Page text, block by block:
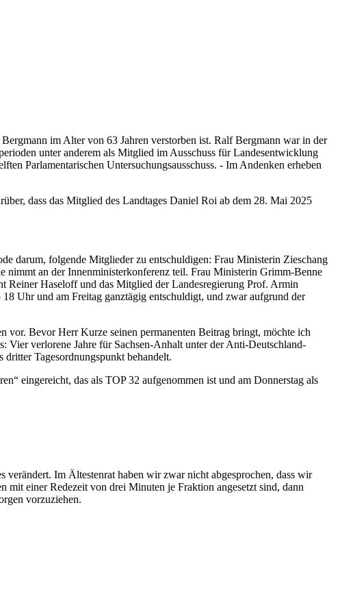
im Alter von 63 Jahren verstorben ist. Ralf Bergmann war in der
unter anderem als Mitglied im Ausschuss für Landesentwicklung
Parlamentarischen Untersuchungsausschuss. - Im Andenken erheben
dass das Mitglied des Landtages Daniel Roi ab dem 28. Mai 2025
darum, folgende Mitglieder zu entschuldigen: Frau Ministerin Zieschang
nimmt an der Innenministerkonferenz teil. Frau Ministerin Grimm-Benne
Reiner Haseloff und das Mitglied der Landesregierung Prof. Armin
Uhr und am Freitag ganztägig entschuldigt, und zwar aufgrund der
vor. Bevor Herr Kurze seinen permanenten Beitrag bringt, möchte ich
verlorene Jahre für Sachsen-Anhalt unter der Anti-Deutschland-
Tagesordnungspunkt behandelt.
eingereicht, das als TOP 32 aufgenommen ist und am Donnerstag als
verändert. Im Ältestenrat haben wir zwar nicht abgesprochen, dass wir
mit einer Redezeit von drei Minuten je Fraktion angesetzt sind, dann
vorzuziehen.